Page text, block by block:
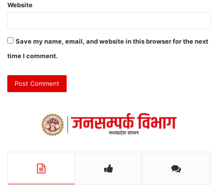
Website
Save my name, email, and website in this browser for the next
time I comment.